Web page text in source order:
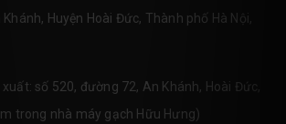
Khánh, Huyện Hoài Đức, Thành phố Hà Nội,
số 520, đường 72, An Khánh, Hoài Đức,
trong nhà máy gạch Hữu Hưng)